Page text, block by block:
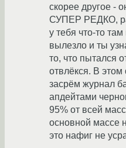
скорее другое -
СУПЕР РЕДКО,
у тебя что-то
вылезло и ты
то, что пытался
отвлёкся. В
засрём журнал
апдейтами
95% от всей
основной массе
это нафиг не